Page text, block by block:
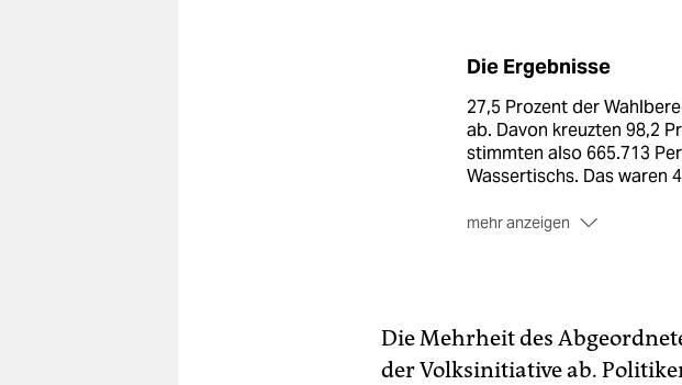
Die Ergebnisse
27,5 Prozent der
ab. Davon kreuzten 98,2
stimmten also 665.713
Wassertischs. Das waren
mehr anzeigen
16 Uhr zeichnete sich
Treptow-Köpenick ab.
Die Mehrheit des
der Volksinitiative ab.